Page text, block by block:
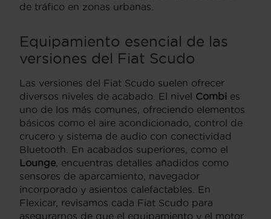
de tráfico en zonas urbanas.
Equipamiento esencial de las
versiones del Fiat Scudo
Las versiones del Fiat Scudo suelen ofrecer
diversos niveles de acabado. El nivel Combi es
uno de los más comunes, ofreciendo elementos
básicos como el aire acondicionado, control de
crucero y sistema de audio con conectividad
Bluetooth. En acabados superiores, como el
Lounge , encuentras detalles añadidos como
sensores de aparcamiento, navegador
incorporado y asientos calefactables. En
Flexicar, revisamos cada Fiat Scudo para
asegurarnos de que el equipamiento y el motor